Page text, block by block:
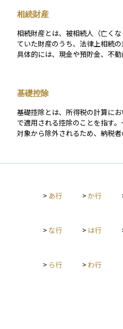
相続財産
相続財産とは、被相続人（亡く
ていた財産のうち、法律上相続の
具体的には、現金や預貯金、不
務を引き継ぐ「限定承認」や、相
棄」などの選択も可能です。 なお、生命保険金や死亡退職金な
ど、一定の財産は「相続財産」
特別な扱いになることがあります。 相続財産を正しく把
ことは、遺産分割協議や相続税申
基礎控除
基礎控除とは、所得税の計算に
で適用される控除のことを指す
対象から除外されるため、納税
> あ行 >か行
> な行 > は行
> ら行 > わ行